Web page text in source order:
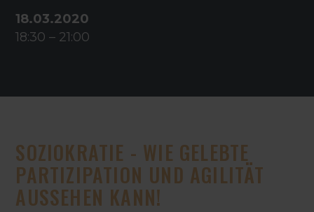
18.03.2020
18:30 – 21:00
SOZIOKRATIE - WIE GELEBTE
PARTIZIPATION UND AGILITÄT
AUSSEHEN KANN!